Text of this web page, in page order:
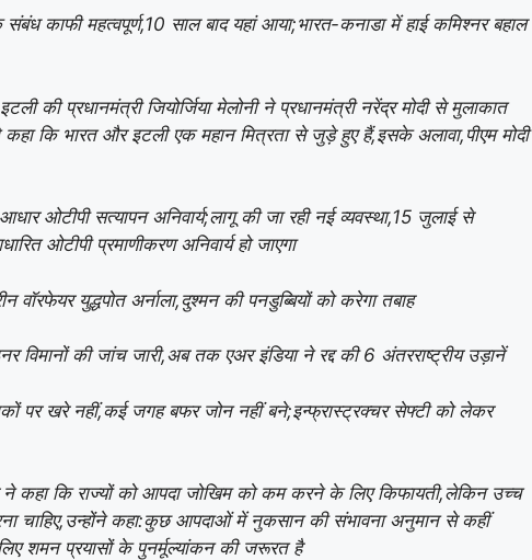
काफी महत्वपूर्ण,10 साल बाद यहां आया;भारत-कनाडा में हाई कमिश्नर बहाल
की प्रधानमंत्री जियोर्जिया मेलोनी ने प्रधानमंत्री नरेंद्र मोदी से मुलाकात
कहा कि भारत और इटली एक महान मित्रता से जुड़े हुए हैं,इसके अलावा,पीएम मोदी
ओटीपी सत्यापन अनिवार्य;लागू की जा रही नई व्यवस्था,15 जुलाई से
ओटीपी प्रमाणीकरण अनिवार्य हो जाएगा
वॉरफेयर युद्धपोत अर्नाला,दुश्मन की पनडुब्बियों को करेगा तबाह
विमानों की जांच जारी,अब तक एअर इंडिया ने रद्द की 6 अंतरराष्ट्रीय उड़ानें
पर खरे नहीं,कई जगह बफर जोन नहीं बने;इन्फ्रास्ट्रक्चर सेफ्टी को लेकर
ने कहा कि राज्यों को आपदा जोखिम को कम करने के लिए किफायती,लेकिन उच्च
चाहिए,उन्होंने कहा:कुछ आपदाओं में नुकसान की संभावना अनुमान से कहीं
शमन प्रयासों के पुनर्मूल्यांकन की जरूरत है